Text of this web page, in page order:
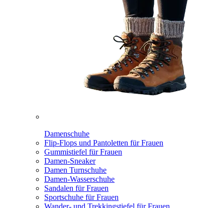
Damenschuhe
Flip-Flops und Pantoletten für Frauen
Gummistiefel für Frauen
Damen-Sneaker
Damen Turnschuhe
Damen-Wasserschuhe
Sandalen für Frauen
Sportschuhe für Frauen
Wander- und Trekkingstiefel für Frauen